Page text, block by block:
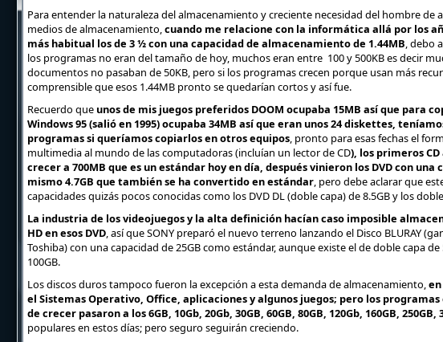
Para entender la naturaleza del almacenamiento y creciente necesidad del hombre
medios de almacenamiento,cuando me relacione con la informática allá por los
más habitual los de 3 ½ con una capacidad de almacenamiento de 1.44MB, debo
los programas no eran del tamaño de hoy, muchos eran entre 100 y 500KB es decir
documentos no pasaban de 50KB, pero si los programas crecen porque usan más
comprensible que esos 1.44MB pronto se quedarían cortos y así fue.
Recuerdo que unos de mis juegos preferidos DOOM ocupaba 15MB así que para
Windows 95 (salió en 1995) ocupaba 34MB así que eran unos 24 diskettes,
programas si queríamos copiarlos en otros equipos, pronto para esas fechas el
multimedia al mundo de las computadoras (incluían un lector de CD), los primeros
crecer a 700MB que es un estándar hoy en día, después vinieron los DVD con una
mismo 4.7GB que también se ha convertido en estándar, pero debe aclarar que
capacidades quizás pocos conocidas como los DVD DL (doble capa) de 8.5GB y los
La industria de los videojuegos y la alta definición hacían caso imposible
HD en esos DVD, así que SONY preparó el nuevo terreno lanzando el Disco BLURAY
Toshiba) con una capacidad de 25GB como estándar, aunque existe el de doble capa
100GB.
Los discos duros tampoco fueron la excepción a esta demanda de almacenamiento,
el Sistemas Operativo, Office, aplicaciones y algunos juegos; pero los
de crecer pasaron a los 6GB, 10Gb, 20Gb, 30GB, 60GB, 80GB, 120Gb, 160GB,
populares en estos días; pero seguro seguirán creciendo.